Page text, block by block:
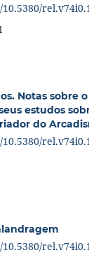
Notas sobre
estudos
do